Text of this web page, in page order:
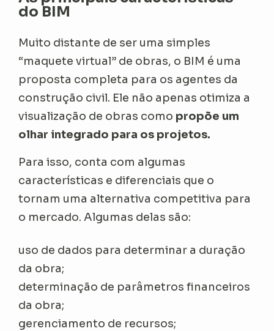
do BIM
Muito distante de ser uma simples
“maquete virtual” de obras, o BIM é uma
proposta completa para os agentes da
construção civil. Ele não apenas otimiza a
visualização de obras como propõe um
olhar integrado para os projetos.
Para isso, conta com algumas
características e diferenciais que o
tornam uma alternativa competitiva para
o mercado. Algumas delas são:
uso de dados para determinar a duração
da obra;
determinação de parâmetros financeiros
da obra;
gerenciamento de recursos;